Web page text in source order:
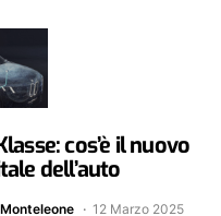
cos’è il nuovo
dell’auto
12 Marzo 2025